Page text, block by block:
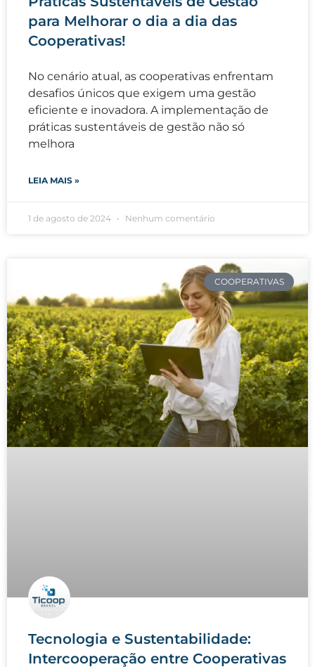
para Melhorar o dia a dia das
Cooperativas!
No cenário atual, as cooperativas enfrentam
desafios únicos que exigem uma gestão
eficiente e inovadora. A implementação de
práticas sustentáveis de gestão não só
melhora
LEIA MAIS »
1 de agosto de 2024 Nenhum comentário
COOPERATIVAS
Tecnologia e Sustentabilidade:
Intercooperação entre Cooperativas